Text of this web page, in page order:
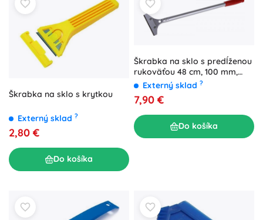
Škrabka na sklo s krytkou
Externý sklad ?
2,80 €
Do košíka
Škrabka na sklo s predĺženou
rukoväťou 48 cm, 100 mm,
vymeniteľná čepeľ FESTA
Externý sklad ?
7,90 €
Do košíka